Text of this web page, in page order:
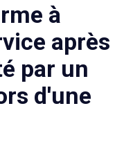
à
après
par un
d'une